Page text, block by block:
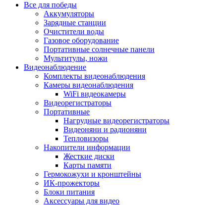
Все для победы
Аккумуляторы
Зарядные станции
Очистители воды
Газовое оборудование
Портативные солнечные панели
Мультитулы, ножи
Видеонаблюдение
Комплекты видеонаблюдения
Камеры видеонаблюдения
WiFi видеокамеры
Видеорегистраторы
Портативные
Нагрудные видеорегистраторы
Видеоняни и радионяни
Тепловизоры
Накопители информации
Жесткие диски
Карты памяти
Гермокожухи и кронштейны
ИК-прожекторы
Блоки питания
Аксессуары для видео